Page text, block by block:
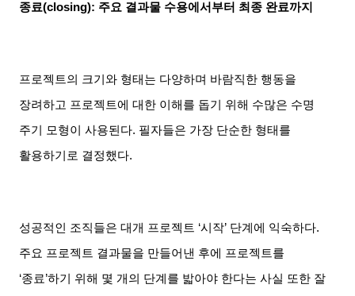
종료(closing): 주요 결과물 수용에서부터 최종 완료까지
프로젝트의 크기와 형태는 다양하며 바람직한 행동을
장려하고 프로젝트에 대한 이해를 돕기 위해 수많은 수명
주기 모형이 사용된다. 필자들은 가장 단순한 형태를
활용하기로 결정했다.
성공적인 조직들은 대개 프로젝트 ‘시작’ 단계에 익숙하다.
주요 프로젝트 결과물을 만들어낸 후에 프로젝트를
‘종료’하기 위해 몇 개의 단계를 밟아야 한다는 사실 또한 잘